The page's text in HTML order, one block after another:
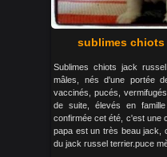
sublimes chiots
Sublimes chiots jack
mâles, nés d'une portée
vaccinés, pucés,
de suite, élevés en
confirmée cet été, c'est une
papa est un très beau jack,
du jack russel terrier.puce